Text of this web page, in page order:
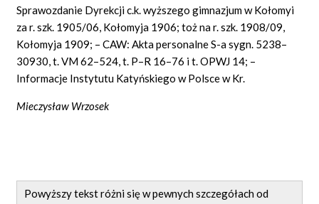
Sprawozdanie Dyrekcji c.k. wyższego gimnazjum w Kołomyi
za r. szk. 1905/06, Kołomyja 1906; toż na r. szk. 1908/09,
Kołomyja 1909; – CAW: Akta personalne S-a sygn. 5238–
30930, t. VM 62–524, t. P–R 16–76 i t. OPWJ 14; –
Informacje Instytutu Katyńskiego w Polsce w Kr.
Mieczysław Wrzosek
Powyższy tekst różni się w pewnych szczegółach od